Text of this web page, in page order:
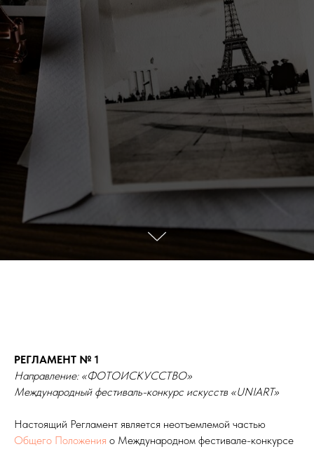
РЕГЛАМЕНТ № 1
Направление: «ФОТОИСКУССТВО»
Международный фестиваль-конкурс искусств «UNIART»
Настоящий Регламент является неотъемлемой частью
Общего Положения о Международном фестивале-конкурсе